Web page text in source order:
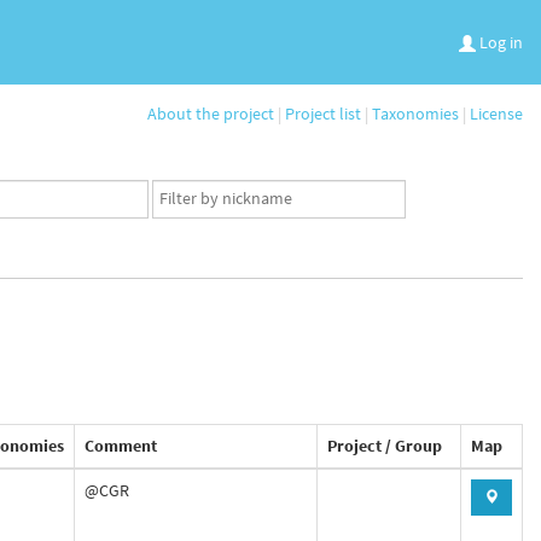
Log in
About the project | Project list | Taxonomies | License
App
user
Comment Project / Group Map
@CGR